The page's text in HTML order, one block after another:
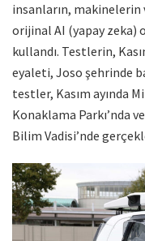
insanların,
orijinal AI (yapay zeka)
kullandı. Testlerin,
eyaleti, Joso şehrinde
testler, Kasım ayında
Konaklama Parkı’nda
Bilim Vadisi’nde